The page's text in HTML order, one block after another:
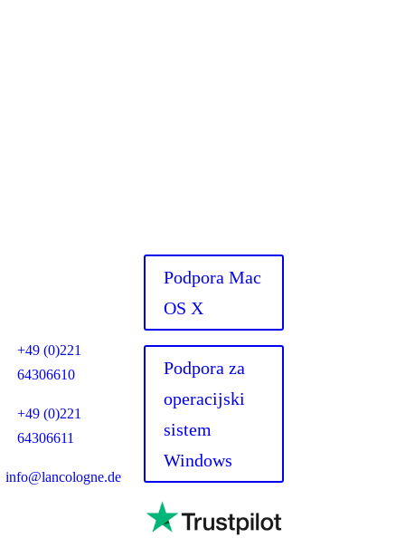
+49 (0)221
64306610
+49 (0)221
64306611
info@lancologne.de
Podpora Mac
OS X
Podpora za
operacijski
sistem
Windows